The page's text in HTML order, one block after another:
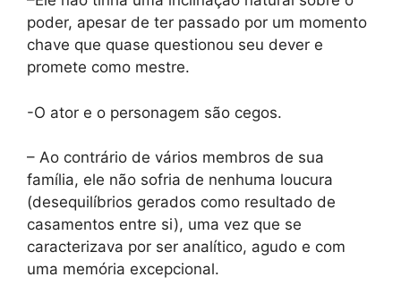
poder, apesar de ter passado por um momento
chave que quase questionou seu dever e
promete como mestre.
-O ator e o personagem são cegos.
– Ao contrário de vários membros de sua
família, ele não sofria de nenhuma loucura
(desequilíbrios gerados como resultado de
casamentos entre si), uma vez que se
caracterizava por ser analítico, agudo e com
uma memória excepcional.